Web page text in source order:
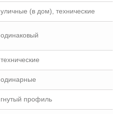
уличные (в дом), технические
одинаковый
технические
одинарные
гнутый профиль